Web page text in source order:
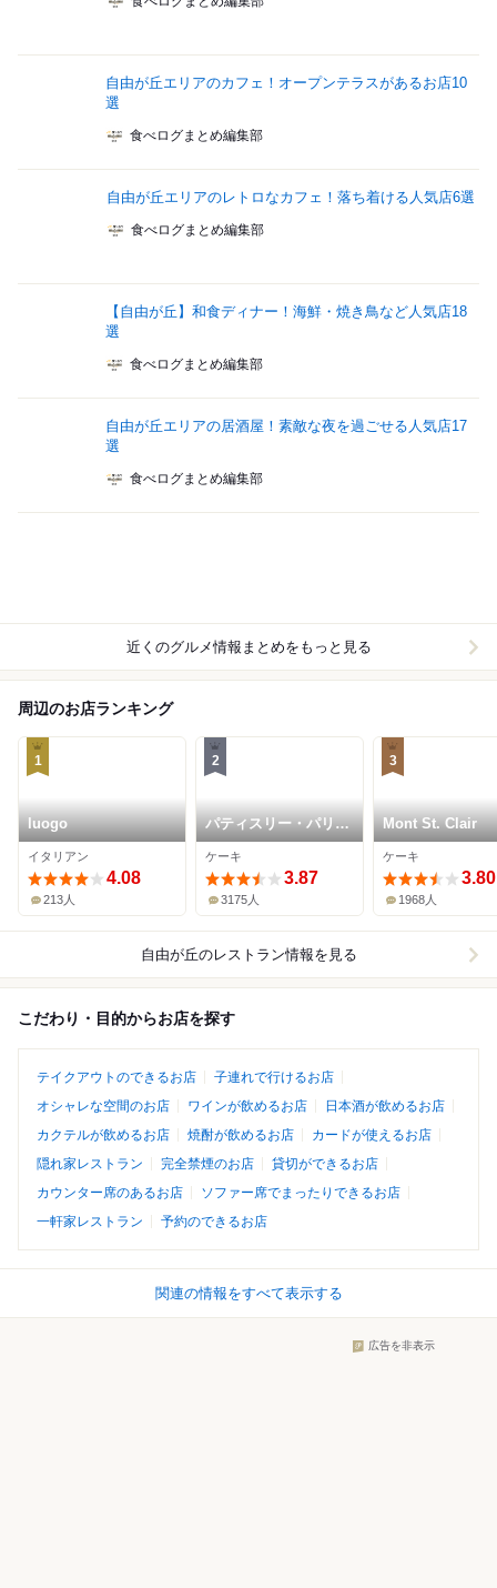
自由が丘エリアのカフェ！オープンテラスがあるお店10
選
食べログまとめ編集部
自由が丘エリアのレトロなカフェ！落ち着ける人気店6選
食べログまとめ編集部
【自由が丘】和食ディナー！海鮮・焼き鳥など人気店18
選
食べログまとめ編集部
自由が丘エリアの居酒屋！素敵な夜を過ごせる人気店17
選
食べログまとめ編集部
近くのグルメ情報まとめをもっと見る
周辺のお店ランキング
1
luogo
イタリアン
4.08
213人
2
パティスリー・パリセ
ヴェイユ
ケーキ
3.87
3175人
3
Mont St. Clair
ケーキ
3.80
1968人
自由が丘のレストラン情報を見る
こだわり・目的からお店を探す
テイクアウトのできるお店
子連れで行けるお店
オシャレな空間のお店
ワインが飲めるお店
日本酒が飲めるお店
カクテルが飲めるお店
焼酎が飲めるお店
カードが使えるお店
隠れ家レストラン
完全禁煙のお店
貸切ができるお店
カウンター席のあるお店
ソファー席でまったりできるお店
一軒家レストラン
予約のできるお店
関連の情報をすべて表示する
広告を非表示